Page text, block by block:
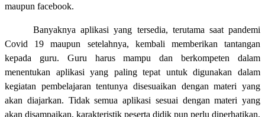
maupun facebook.
Banyaknya aplikasi yang tersedia, terutama saat pandemi
Covid 19 maupun setelahnya, kembali memberikan tantangan
kepada guru. Guru harus mampu dan berkompeten dalam
menentukan aplikasi yang paling tepat untuk digunakan dalam
kegiatan pembelajaran tentunya disesuaikan dengan materi yang
akan diajarkan. Tidak semua aplikasi sesuai dengan materi yang
akan disampaikan, karakteristik peserta didik pun perlu diperhatikan.